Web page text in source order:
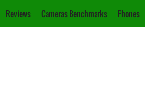
Reviews Cameras Benchmarks Phones